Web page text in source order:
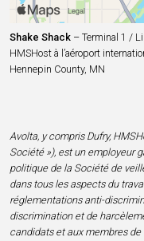
Shake Shack – Terminal 1 /
HMSHost à l’aéroport
Hennepin County, MN
Avolta, y compris Dufry,
Société »), est un employeur
politique de la Société de
dans tous les aspects du
réglementations anti-
discrimination et de
candidats et aux membres de